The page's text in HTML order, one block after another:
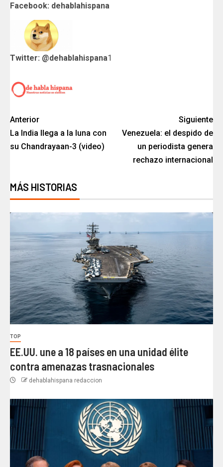
Facebook: dehablahispana
Twitter: @dehablahispana1
Anterior
La India llega a la luna con
su Chandrayaan-3 (video)
Siguiente
Venezuela: el despido de
un periodista genera
rechazo internacional
MÁS HISTORIAS
TOP
EE.UU. une a 18 países en una unidad élite
contra amenazas trasnacionales
dehablahispana redaccion